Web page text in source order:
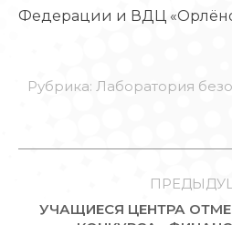
Федерации и ВДЦ
Рубрика: Лаборатория
ЗАПИСЯМ
УЧАЩИЕСЯ ЦЕНТРА